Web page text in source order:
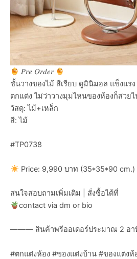
𝑃𝑟𝑒 𝑂𝑟𝑑𝑒𝑟
ชั้นวางของไม้ สีเรียบ ดูมินิมอล แข็งแร
ตกแต่ง ไม่ว่าวางมุมไหนของห้องก็สวย
วัสดุ: ไม้+เหล็ก
สี: ไม้
#TP0738
Price: 9,990 บาท (35*35*90 cm.)
สนใจสอบถามเพิ่มเติม | สั่งซื้อได้ที่
contact via dm or bio
——— สินค้าพรีออเดอร์ประมาณ 2
#ตกแต่งห้อง #ของแต่งบ้าน #ของแต่ง